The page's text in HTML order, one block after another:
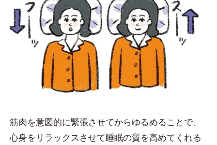
筋肉を意図的に緊張させてからゆるめることで、
心身をリラックスさせて睡眠の質を高めてくれる